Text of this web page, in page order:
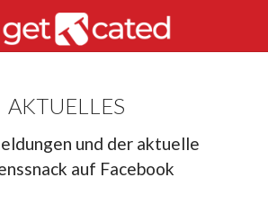
AKTUELLES
und der aktuelle
auf Facebook